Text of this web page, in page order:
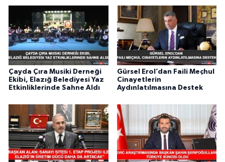
Çayda Çıra Musiki Derneği
Ekibi, Elazığ Belediyesi Yaz
Etkinliklerinde Sahne Aldı
Gürsel Erol’dan Faili Meçhul
Cinayetlerin
Aydınlatılmasına Destek